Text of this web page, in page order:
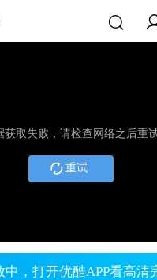
获取失败，请检查网络之后重
重试
中，打开优酷APP看高清